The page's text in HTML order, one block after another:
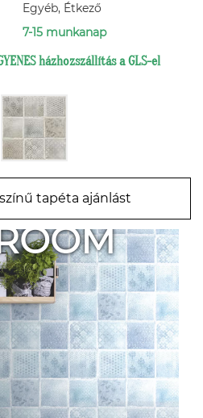
Egyéb, Étkező
7-15 munkanap
házhozszállítás a GLS-el
tapéta ajánlást